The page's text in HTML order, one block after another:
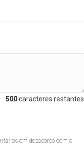
500caracteres restantes.
em desacordo com o